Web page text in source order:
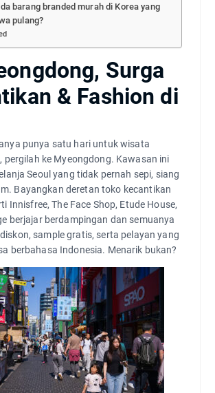
barang branded murah di Korea yang
pulang?
Surga
& Fashion di
punya satu hari untuk wisata
pergilah ke Myeongdong. Kawasan ini
Seoul yang tidak pernah sepi, siang
Bayangkan deretan toko kecantikan
Innisfree, The Face Shop, Etude House,
berjajar berdampingan dan semuanya
sample gratis, serta pelayan yang
berbahasa Indonesia. Menarik bukan?